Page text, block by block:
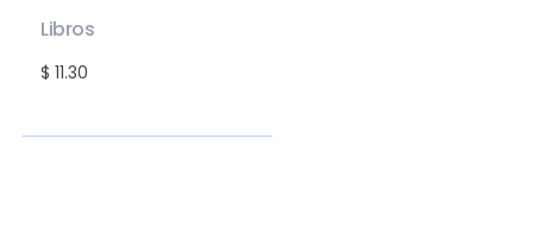
$ 11.30
Libros